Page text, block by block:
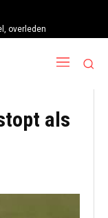
overleden
als